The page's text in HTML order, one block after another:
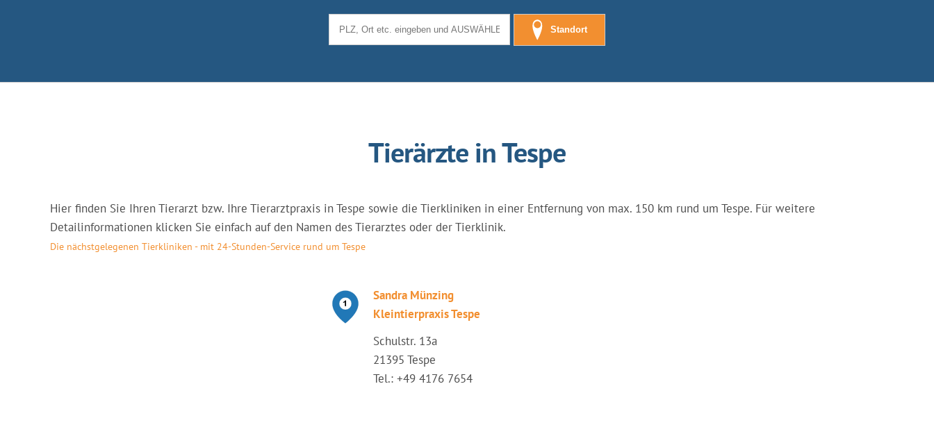
Standort
Tierärzte in Tespe
Hier finden Sie Ihren Tierarzt bzw. Ihre Tierarztpraxis in Tespe sowie die Tierkliniken in einer Entfernung von max. 150 km rund um Tespe. Für weitere
Detailinformationen klicken Sie einfach auf den Namen des Tierarztes oder der Tierklinik.
Die nächstgelegenen Tierkliniken - mit 24-Stunden-Service rund um Tespe
Sandra Münzing
Kleintierpraxis Tespe
Schulstr. 13a
21395 Tespe
Tel.: +49 4176 7654